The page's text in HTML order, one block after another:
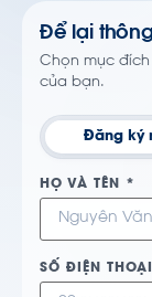
Để lại
Chọn mục
của bạn.
Đăng ký
HỌ VÀ TÊN *
SỐ ĐIỆN THOẠI